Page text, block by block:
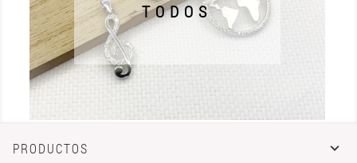
TODOS
PRODUCTOS 